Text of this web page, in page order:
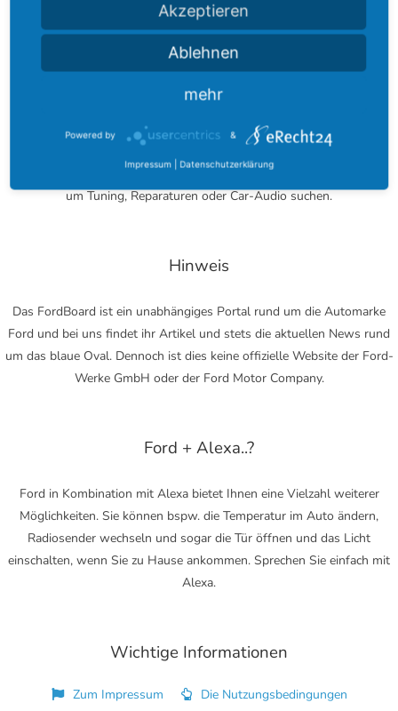
Über das FordBoard
Das FordBoard wurde am 17. Dezember 2002 gegründet und
entwickelte sich seitdem zu einer der größten Modell-umfassenden
Community rund um das blaue Oval.
Bei uns finden Sie zu jedem Modell ein eigenes Fachforum. Darüber
hinaus können Sie in Modell-übergreifenden Foren nach Tipps rund
um Tuning, Reparaturen oder Car-Audio suchen.
Hinweis
Das FordBoard ist ein unabhängiges Portal rund um die Automarke
Ford und bei uns findet ihr Artikel und stets die aktuellen News rund
um das blaue Oval. Dennoch ist dies keine offizielle Website der Ford-
Werke GmbH oder der Ford Motor Company.
Ford + Alexa..?
Ford in Kombination mit Alexa bietet Ihnen eine Vielzahl weiterer
Möglichkeiten. Sie können bspw. die Temperatur im Auto ändern,
Radiosender wechseln und sogar die Tür öffnen und das Licht
einschalten, wenn Sie zu Hause ankommen. Sprechen Sie einfach mit
Alexa.
Wichtige Informationen
Zum Impressum Die Nutzungsbedingungen
Akzeptieren
Ablehnen
mehr
Powered by &
Impressum Datenschutzerklärung